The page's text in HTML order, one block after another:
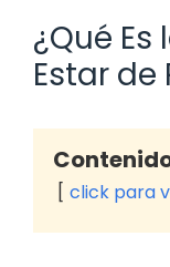
¿Qué
Estar de
click para